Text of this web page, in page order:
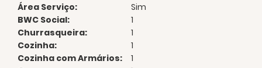
Área Serviço:
Sim
BWC Social:
1
Churrasqueira:
1
Cozinha:
1
Cozinha com Armários:
1